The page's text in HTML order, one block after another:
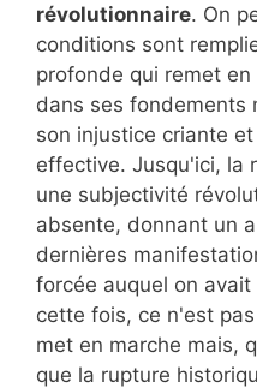
révolutionnaire. On
conditions sont
profonde qui remet
dans ses fondements
son injustice criante
effective. Jusqu'ici, la
une subjectivité
absente, donnant un
dernières
forcée auquel on
cette fois, ce n'est
met en marche mais,
que la rupture